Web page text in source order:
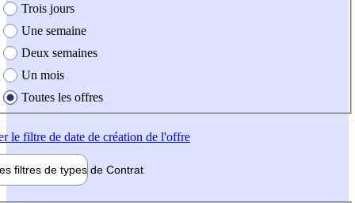
Trois jours
Une semaine
Deux semaines
Un mois
Toutes les offres
le filtre de date de création de l'offre
filtres de types de Contrat